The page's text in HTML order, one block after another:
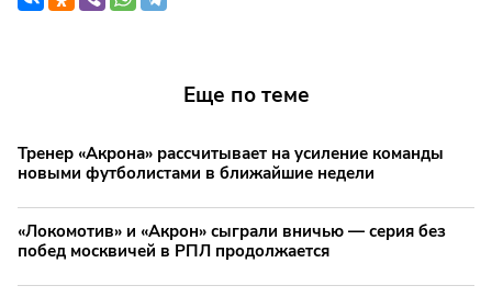
Еще по теме
Тренер «Акрона» рассчитывает на усиление команды
новыми футболистами в ближайшие недели
«Локомотив» и «Акрон» сыграли вничью — серия без
побед москвичей в РПЛ продолжается